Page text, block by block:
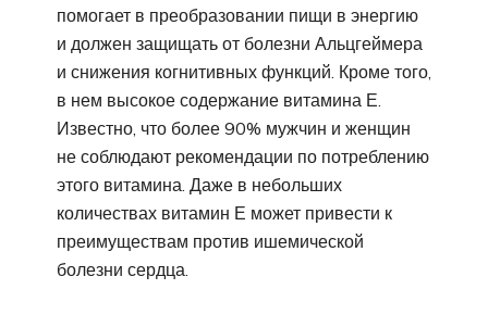
помогает в преобразовании пищи в энергию
и должен защищать от болезни Альцгеймера
и снижения когнитивных функций. Кроме того,
в нем высокое содержание витамина Е.
Известно, что более 90% мужчин и женщин
не соблюдают рекомендации по потреблению
этого витамина. Даже в небольших
количествах витамин Е может привести к
преимуществам против ишемической
болезни сердца.